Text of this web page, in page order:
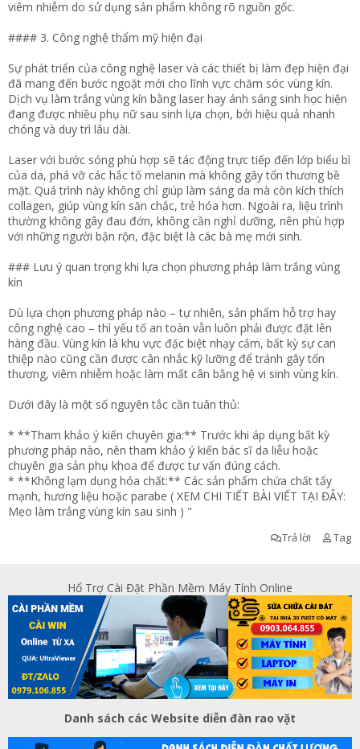
viêm nhiễm do sử dụng sản phẩm không rõ nguồn gốc.
#### 3. Công nghệ thẩm mỹ hiện đại
Sự phát triển của công nghệ laser và các thiết bị làm đẹp hiện đại
đã mang đến bước ngoặt mới cho lĩnh vực chăm sóc vùng kín.
Dịch vụ làm trắng vùng kín bằng laser hay ánh sáng sinh học hiện
đang được nhiều phụ nữ sau sinh lựa chọn, bởi hiệu quả nhanh
chóng và duy trì lâu dài.
Laser với bước sóng phù hợp sẽ tác động trực tiếp đến lớp biểu bì
của da, phá vỡ các hắc tố melanin mà không gây tổn thương bề
mặt. Quá trình này không chỉ giúp làm sáng da mà còn kích thích
collagen, giúp vùng kín săn chắc, trẻ hóa hơn. Ngoài ra, liệu trình
thường không gây đau đớn, không cần nghỉ dưỡng, nên phù hợp
với những người bận rộn, đặc biệt là các bà mẹ mới sinh.
### Lưu ý quan trọng khi lựa chọn phương pháp làm trắng vùng
kín
Dù lựa chọn phương pháp nào – tự nhiên, sản phẩm hỗ trợ hay
công nghệ cao – thì yếu tố an toàn vẫn luôn phải được đặt lên
hàng đầu. Vùng kín là khu vực đặc biệt nhạy cảm, bất kỳ sự can
thiệp nào cũng cần được cân nhắc kỹ lưỡng để tránh gây tổn
thương, viêm nhiễm hoặc làm mất cân bằng hệ vi sinh vùng kín.
Dưới đây là một số nguyên tắc cần tuân thủ:
* **Tham khảo ý kiến chuyên gia:** Trước khi áp dụng bất kỳ
phương pháp nào, nên tham khảo ý kiến bác sĩ da liễu hoặc
chuyên gia sản phụ khoa để được tư vấn đúng cách.
* **Không lạm dụng hóa chất:** Các sản phẩm chứa chất tẩy
mạnh, hương liệu hoặc parabe ( XEM CHI TIẾT BÀI VIẾT TẠI ĐÂY:
Mẹo làm trắng vùng kín sau sinh ) "
Trả lời Tag
Hổ Trợ Cài Đặt Phần Mềm Máy Tính Online
Danh sách các Website diễn đàn rao vặt